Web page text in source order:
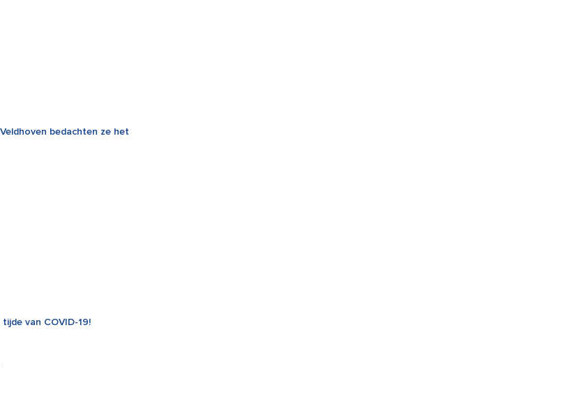
bedachten ze het
van COVID-19!